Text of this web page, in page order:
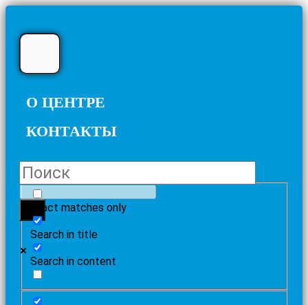
О ЦЕНТРЕ
КОНТАКТЫ
Exact matches only
Search in title
Search in content